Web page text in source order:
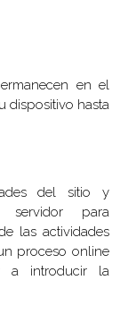
en el
dispositivo hasta
del sitio y
para
las actividades
proceso online
a introducir la